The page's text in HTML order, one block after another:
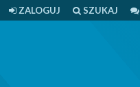
ZALOGUJ SZUKAJ